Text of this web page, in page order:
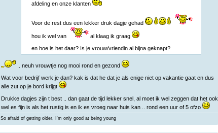
afdeling en onze klanten
Voor de rest dus een lekker druk dagje gehad
hou ik wel van
al klaag ik graag
en hoe is het daar? Is je vrouw/vriendin al bijna geknapt?
.. neuh vrouwtje nog mooi rond en gezond
Wat voor bedrijf werk je dan? kak is dat he dat je als enige niet op vakantie gaat en dus
alle zut op je bord krijgt
Drukke dagjes zijn t best .. dan gaat de tijd lekker snel, al moet ik wel zeggen dat het ook
wel es fijn is als het rustig is en ik es vroeg naar huis kan .. rond een uur of 5 ofzo
So afraid of getting older, I'm only good at being young